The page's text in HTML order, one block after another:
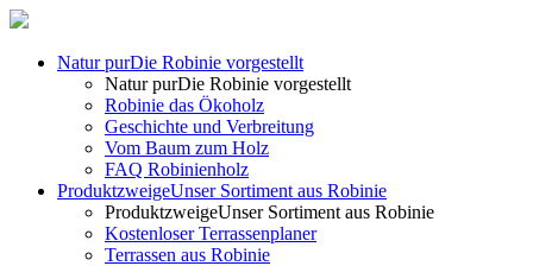
Natur purDie Robinie vorgestellt
Natur purDie Robinie vorgestellt
Robinie das Ökoholz
Geschichte und Verbreitung
Vom Baum zum Holz
FAQ Robinienholz
ProduktzweigeUnser Sortiment aus Robinie
ProduktzweigeUnser Sortiment aus Robinie
Kostenloser Terrassenplaner
Terrassen aus Robinie